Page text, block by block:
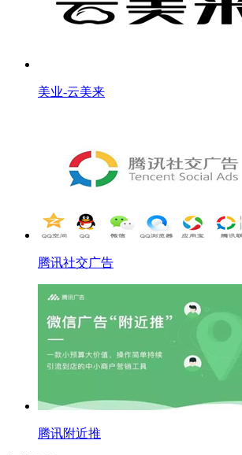
美业-云美来
腾讯社交广告
腾讯附近推